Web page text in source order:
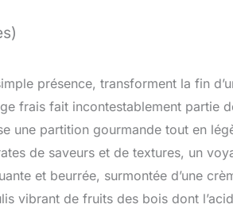
présence, transforment la fin
frais fait incontestablement partie
une partition gourmande tout en
de saveurs et de textures, un
et beurrée, surmontée d’une
vibrant de fruits des bois dont